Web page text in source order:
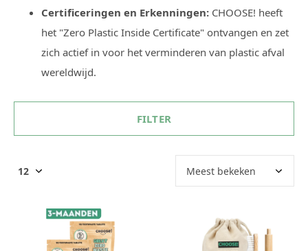
Certificeringen en Erkenningen: CHOOSE! heeft
het "Zero Plastic Inside Certificate" ontvangen en zet
zich actief in voor het verminderen van plastic afval
wereldwijd.
FILTER